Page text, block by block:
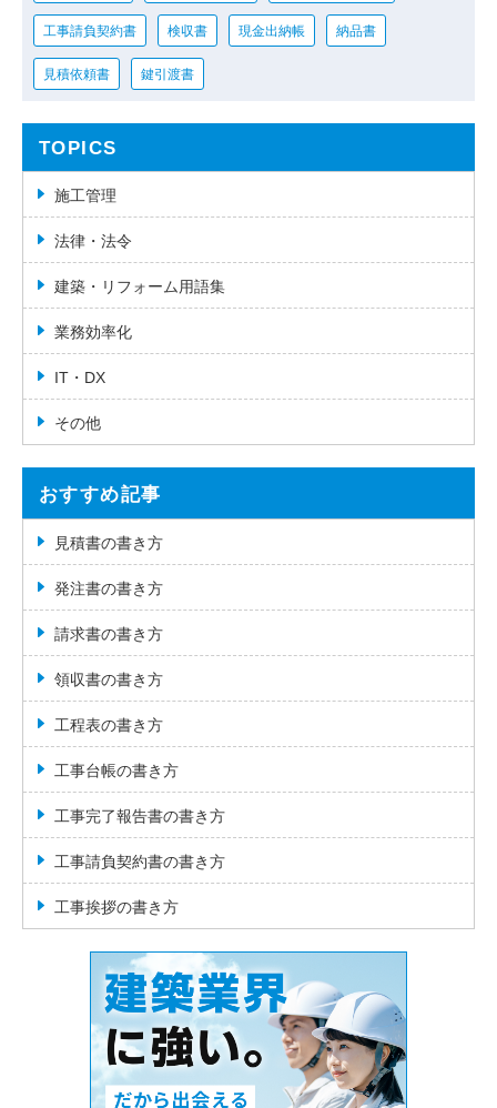
工事請負契約書 検収書 現金出納帳 納品書
見積依頼書 鍵引渡書
TOPICS
施工管理
法律・法令
建築・リフォーム用語集
業務効率化
IT・DX
その他
おすすめ記事
見積書の書き方
発注書の書き方
請求書の書き方
領収書の書き方
工程表の書き方
工事台帳の書き方
工事完了報告書の書き方
工事請負契約書の書き方
工事挨拶の書き方